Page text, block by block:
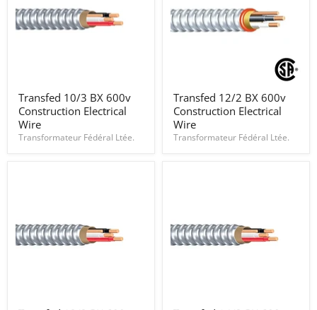
10/3
BX
600v
Construction
Electrical
Transfed 10/3 BX 600v
Construction Electrical
Wire
Transformateur Fédéral Ltée.
12/2
BX
600v
Construction
Electrical
Transfed 12/2 BX 600v
Construction Electrical
Wire
Transformateur Fédéral Ltée.